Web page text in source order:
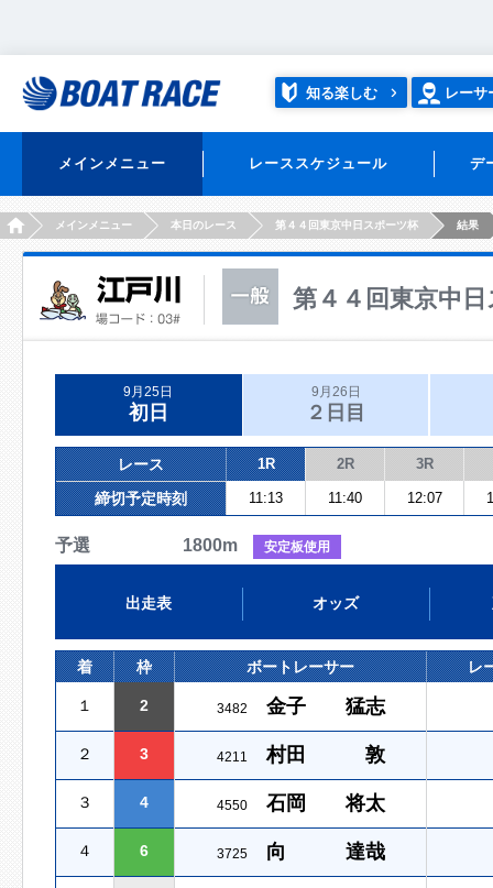
知る楽しむ レーサ
メインメニュー レーススケジュール デ
HOMEメインメニュー 本日のレース 第４４回東京中日スポーツ杯 結果
第４４回東京中
9月25日
初日
9月26日
２日目
レース 1R 2R 3R
締切予定時刻 11:13 11:40 12:07
予選 1800m 安定板使用
出走表 オッズ
着 枠 ボートレーサー レ
１ 2 3482 金子 猛志
２ 3 4211 村田 敦
３ 4 4550 石岡 将太
４ 6 3725 向 達哉